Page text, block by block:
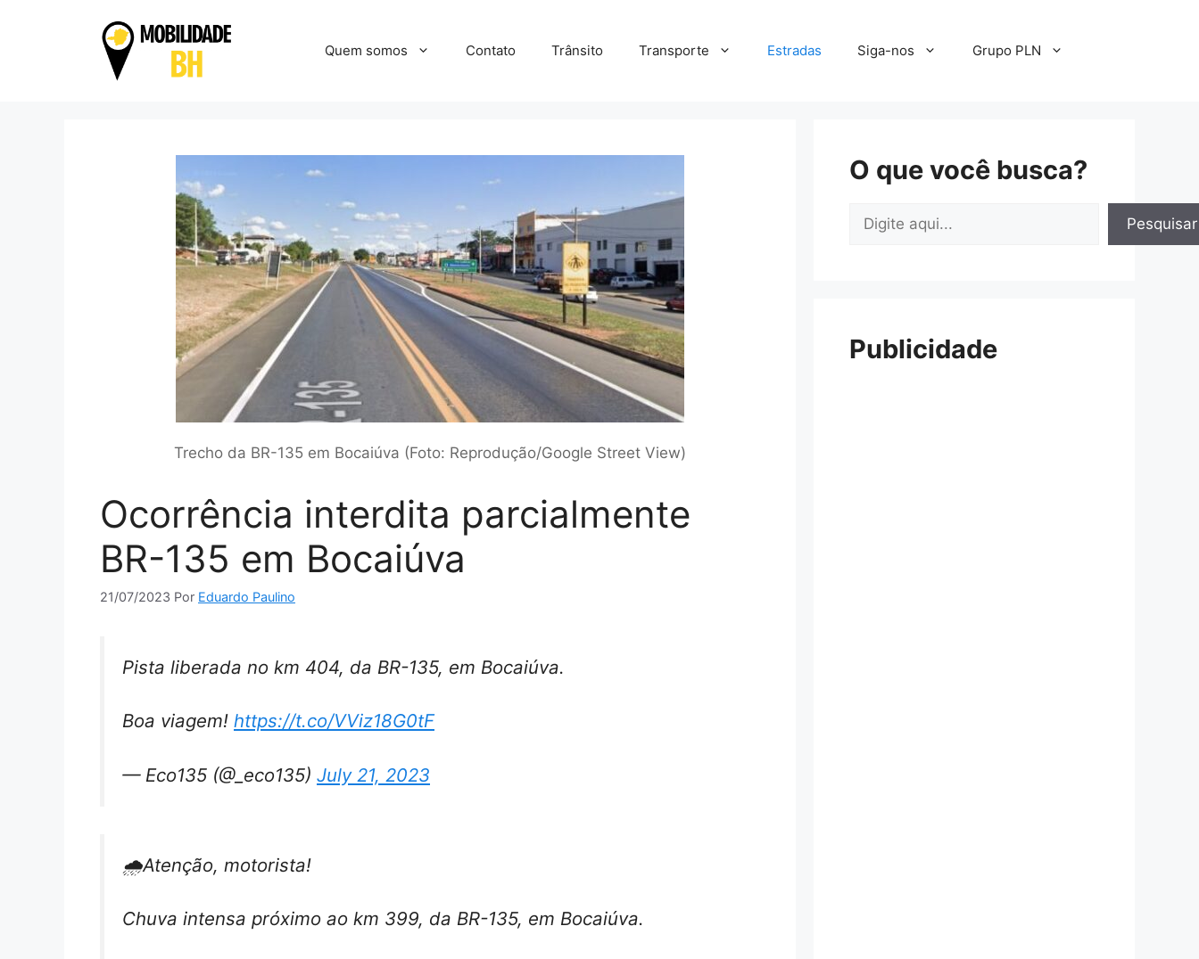
Quem somos Contato Trânsito Transporte Estradas Siga-nos Grupo PLN
Trecho da BR-135 em Bocaiúva (Foto: Reprodução/Google Street View)
Ocorrência interdita parcialmente
BR-135 em Bocaiúva
21/07/2023 Por Eduardo Paulino
Pista liberada no km 404, da BR-135, em Bocaiúva.
Boa viagem! https://t.co/VViz18G0tF
— Eco135 (@_eco135) July 21, 2023
🌧️Atenção, motorista!
Chuva intensa próximo ao km 399, da BR-135, em Bocaiúva.
O que você busca?
Pesquisar
Pesquisar
Publicidade